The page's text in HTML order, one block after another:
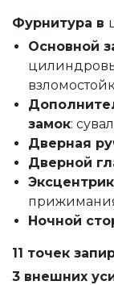
Фурнитура в
Основной
замок:
Дверная
Дверной
Эксцентрик
Ночной
11 точек
3 внешних